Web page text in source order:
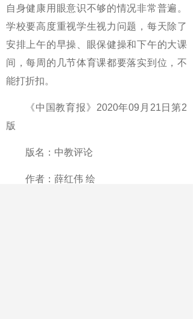
自身健康用眼意识不够的情况非常普遍。
学校要高度重视学生视力问题，每天除了
安排上午的早操、眼保健操和下午的大课
间，每周的几节体育课都要落实到位，不
能打折扣。
《中国教育报》2020年09月21日第2
版
版名：中教评论
作者：薛红伟 绘